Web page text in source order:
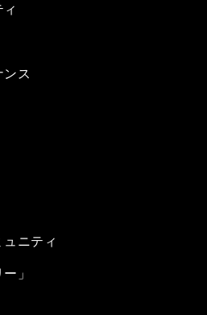
ンス
ニティ
」